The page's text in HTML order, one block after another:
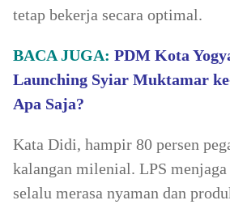
tetap bekerja secara optimal.
BACA JUGA: PDM Kota
Launching Syiar Muktamar
Apa Saja?
Kata Didi, hampir 80 persen
kalangan milenial. LPS menjaga
selalu merasa nyaman dan